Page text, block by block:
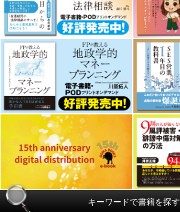
キーワードで書籍を探す